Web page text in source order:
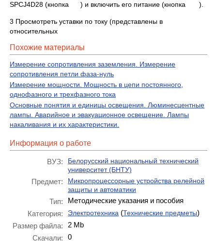
SPCJ4D28 (кнопка ) и включить его питание (кнопка ).
3 Просмотреть уставки по току (представлены в
относительных
Похожие материалы
Измерение сопротивления заземления. Измерение
сопротивления петли фаза-нуль
Измерение мощности. Мощность в цепи постоянного,
однофазного и трехфазного тока
Основные понятия и единицы освещения. Люминесцентные
лампы. Аварийное и эвакуационное освещение. Лампы
накаливания и их характеристики.
Информация о работе
ВУЗ:
Белорусский национальный технический
университет (БНТУ)
Предмет:
Микропроцессорные устройства релейной
защиты и автоматики
Тип:
Методические указания и пособия
Категория:
Электротехника (Технические предметы)
Размер файла:
2 Mb
Скачали:
0